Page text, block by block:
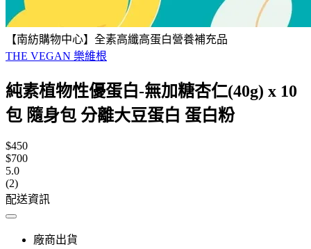
【南紡購物中心】全素高纖高蛋白營養補充品
THE VEGAN 樂維根
純素植物性優蛋白-無加糖杏仁(40g) x 10
包 隨身包 分離大豆蛋白 蛋白粉
$450
$700
5.0
(2)
配送資訊
廠商出貨